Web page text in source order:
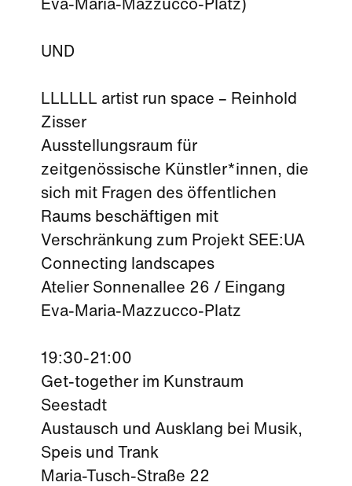
Eva-Maria-Mazzucco-Platz)
UND
LLLLLL artist run space – Reinhold
Zisser
Ausstellungsraum für
zeitgenössische Künstler*innen, die
sich mit Fragen des öffentlichen
Raums beschäftigen mit
Verschränkung zum Projekt SEE:UA
Connecting landscapes
Atelier Sonnenallee 26 / Eingang
Eva-Maria-Mazzucco-Platz
19:30-21:00
Get-together im Kunstraum
Seestadt
Austausch und Ausklang bei Musik,
Speis und Trank
Maria-Tusch-Straße 22